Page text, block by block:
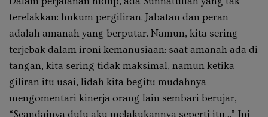
terelakkan: hukum pergiliran. Jabatan dan peran
adalah amanah yang berputar. Namun, kita sering
terjebak dalam ironi kemanusiaan: saat amanah ada di
tangan, kita sering tidak maksimal, namun ketika
giliran itu usai, lidah kita begitu mudahnya
mengomentari kinerja orang lain sembari berujar,
“Seandainya dulu aku melakukannya seperti itu…” Ini